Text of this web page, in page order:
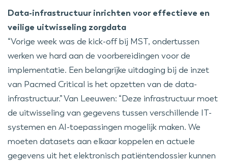
Data-infrastructuur inrichten voor effectieve en
veilige uitwisseling zorgdata
“Vorige week was de kick-off bij MST, ondertussen
werken we hard aan de voorbereidingen voor de
implementatie. Een belangrijke uitdaging bij de inzet
van Pacmed Critical is het opzetten van de data-
infrastructuur.” Van Leeuwen: “Deze infrastructuur moet
de uitwisseling van gegevens tussen verschillende IT-
systemen en AI-toepassingen mogelijk maken. We
moeten datasets aan elkaar koppelen en actuele
gegevens uit het elektronisch patiëntendossier kunnen